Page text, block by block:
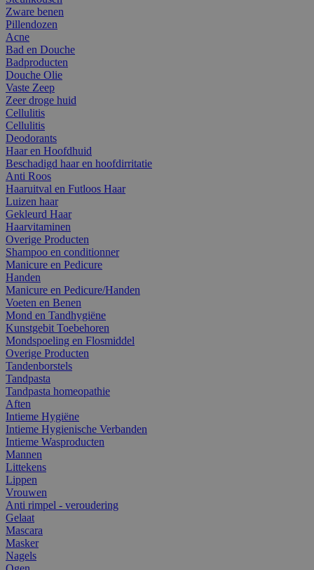
Zware benen
Pillendozen
Acne
Bad en Douche
Badproducten
Douche Olie
Vaste Zeep
Zeer droge huid
Cellulitis
Cellulitis
Deodorants
Haar en Hoofdhuid
Beschadigd haar en hoofdirritatie
Anti Roos
Haaruitval en Futloos Haar
Luizen haar
Gekleurd Haar
Haarvitaminen
Overige Producten
Shampoo en conditionner
Manicure en Pedicure
Handen
Manicure en Pedicure/Handen
Voeten en Benen
Mond en Tandhygiëne
Kunstgebit Toebehoren
Mondspoeling en Flosmiddel
Overige Producten
Tandenborstels
Tandpasta
Tandpasta homeopathie
Aften
Intieme Hygiëne
Intieme Hygienische Verbanden
Intieme Wasproducten
Mannen
Littekens
Lippen
Vrouwen
Anti rimpel - veroudering
Gelaat
Mascara
Masker
Nagels